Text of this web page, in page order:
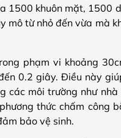
1500 khuôn mặt, 1500
mô từ nhỏ đến vừa mà
phạm vi khoảng
0.2 giây. Điều này
các môi trường như
thức chấm công
bảo vệ sinh.